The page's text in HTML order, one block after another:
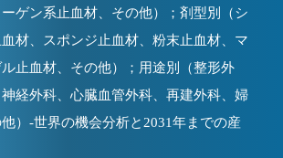
ゲン系止血材、その他）；剤型別（シ
材、スポンジ止血材、粉末止血材、マ
ル止血材、その他）；用途別（整形外
経外科、心臓血管外科、再建外科、婦
）-世界の機会分析と2031年までの産